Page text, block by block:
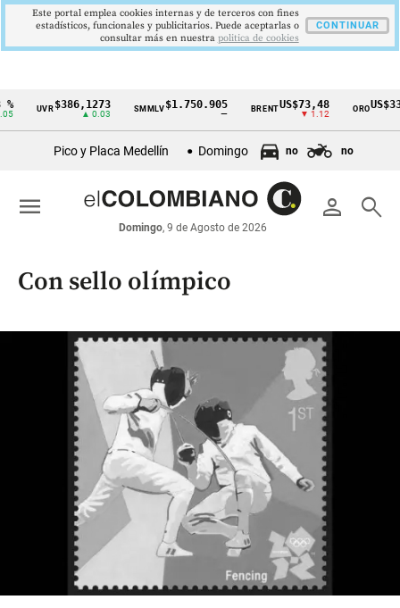
Cintillo
económicos
Colombia
$386,1273
▲ 0.03
SMMLV $1.750.905 BRENT US$73,48
▼ 1.12
OROUS$3342,60
▲ 8.20
Pico y Placa Medellín Domingo no no
person search
Domingo, 9 de Agosto de 2026
menu
Con sello olímpico
Este portal emplea cookies internas y de terceros con fines
estadísticos, funcionales y publicitarios. Puede aceptarlas o
consultar más en nuestra politica de cookies
CONTINUAR